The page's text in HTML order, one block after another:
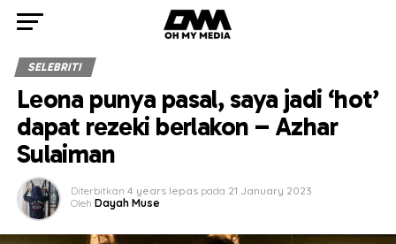
SELEBRITI
Leona punya pasal, saya jadi ‘hot’
dapat rezeki berlakon – Azhar
Sulaiman
Diterbitkan 4 years lepas pada 21 January 2023
Oleh Dayah Muse